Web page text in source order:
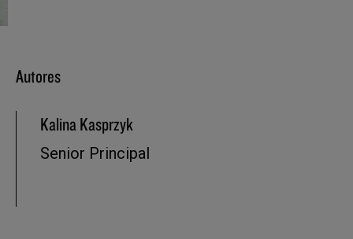
Autores
Kalina Kasprzyk
Senior Principal